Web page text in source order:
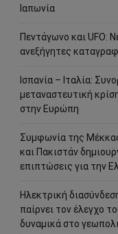
Ιαπωνία
Πεντάγωνο και UFO:
ανεξήγητες
Ισπανία – Ιταλία:
μεταναστευτική
στην Ευρώπη
Συμφωνία της
και Πακιστάν
επιπτώσεις για την
Ηλεκτρική
παίρνει τον έλεγχο
δυναμικά στο